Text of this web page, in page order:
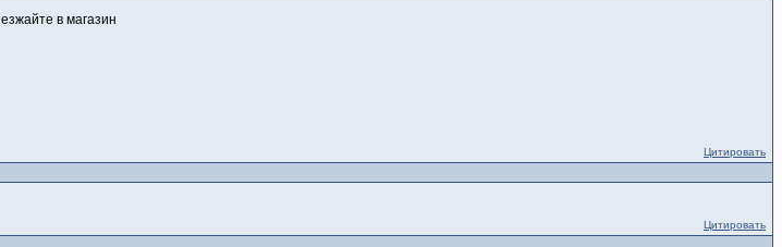
в магазин
Цитировать
Цитировать